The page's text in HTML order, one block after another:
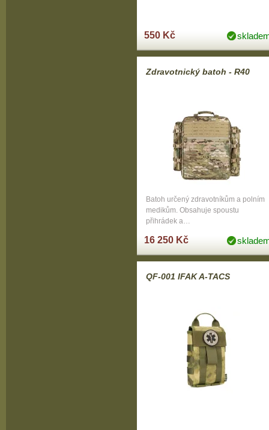
550 Kč
Zdravotnický batoh - R40
Batoh určený zdravotníkům a polním
medikům. Obsahuje spoustu
přihrádek a…
16 250 Kč
QF-001 IFAK A-TACS